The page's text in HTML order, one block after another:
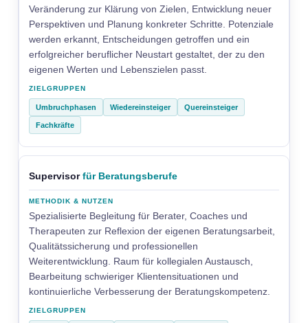
Veränderung zur Klärung von Zielen, Entwicklung neuer
Perspektiven und Planung konkreter Schritte. Potenziale
werden erkannt, Entscheidungen getroffen und ein
erfolgreicher beruflicher Neustart gestaltet, der zu den
eigenen Werten und Lebenszielen passt.
Umbruchphasen Wiedereinsteiger Quereinsteiger
Fachkräfte
Supervisorfür Beratungsberufe
Spezialisierte Begleitung für Berater, Coaches und
Therapeuten zur Reflexion der eigenen Beratungsarbeit,
Qualitätssicherung und professionellen
Weiterentwicklung. Raum für kollegialen Austausch,
Bearbeitung schwieriger Klientensituationen und
kontinuierliche Verbesserung der Beratungskompetenz.